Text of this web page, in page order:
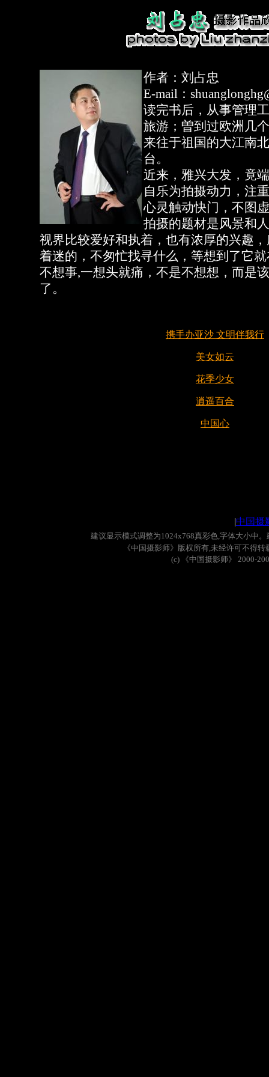
作者：刘占忠
E-mail：
读完书后，从事管理
旅游；曽到过欧洲几
来往于祖国的大江南
台。
近来，雅兴大发，竟
自乐为拍摄动力，注
心灵触动快门，不图
拍摄的题材是风景和
视界比较爱好和执着，也有浓厚的兴趣
着迷的，不匆忙找寻什么，等想到了它
不想事,一想头就痛，不是不想想，而是
了。
携手办亚沙 文明伴我行
美女如云
花季少女
逍遥百合
中国心
|中国摄
建议显示模式调整为1024x768真彩色,字体大小中。
《中国摄影师》版权所有,未经许可不得转
(c)
《中国摄影师》 2000-200